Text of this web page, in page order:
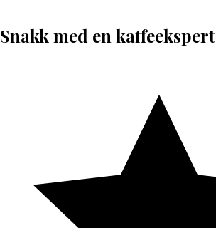
Snakk med en kaffeekspert